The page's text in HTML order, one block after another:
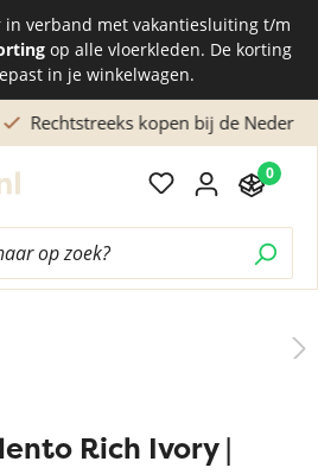
in verband met vakantiesluiting t/m
op alle vloerkleden. De korting
in je winkelwagen.
bij de Nederlandse fabriek
0
Rich Ivory |